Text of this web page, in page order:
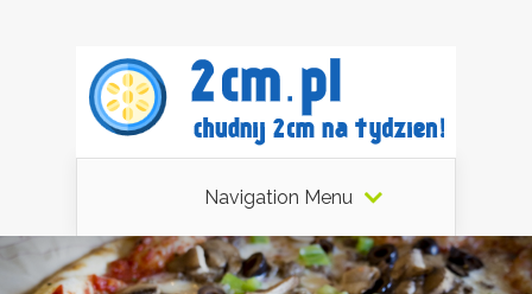
Navigation Menu